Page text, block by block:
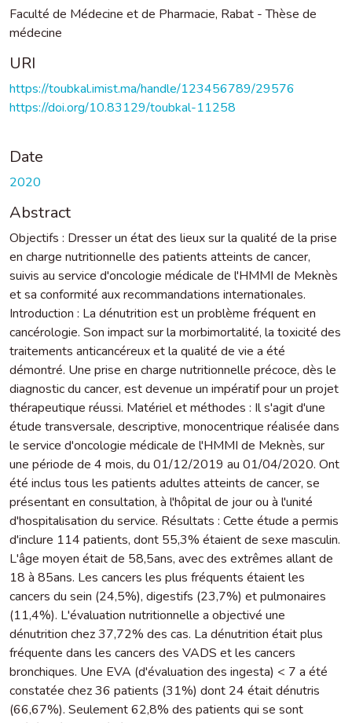
Faculté de Médecine et de Pharmacie, Rabat - Thèse de
médecine
URI
https://toubkal.imist.ma/handle/123456789/29576
https://doi.org/10.83129/toubkal-11258
Date
2020
Abstract
Objectifs : Dresser un état des lieux sur la qualité de la prise
en charge nutritionnelle des patients atteints de cancer,
suivis au service d'oncologie médicale de l'HMMI de Meknès
et sa conformité aux recommandations internationales.
Introduction : La dénutrition est un problème fréquent en
cancérologie. Son impact sur la morbimortalité, la toxicité des
traitements anticancéreux et la qualité de vie a été
démontré. Une prise en charge nutritionnelle précoce, dès le
diagnostic du cancer, est devenue un impératif pour un projet
thérapeutique réussi. Matériel et méthodes : Il s'agit d'une
étude transversale, descriptive, monocentrique réalisée dans
le service d'oncologie médicale de l'HMMI de Meknès, sur
une période de 4 mois, du 01/12/2019 au 01/04/2020. Ont
été inclus tous les patients adultes atteints de cancer, se
présentant en consultation, à l'hôpital de jour ou à l'unité
d'hospitalisation du service. Résultats : Cette étude a permis
d'inclure 114 patients, dont 55,3% étaient de sexe masculin.
L'âge moyen était de 58,5ans, avec des extrêmes allant de
18 à 85ans. Les cancers les plus fréquents étaient les
cancers du sein (24,5%), digestifs (23,7%) et pulmonaires
(11,4%). L'évaluation nutritionnelle a objectivé une
dénutrition chez 37,72% des cas. La dénutrition était plus
fréquente dans les cancers des VADS et les cancers
bronchiques. Une EVA (d'évaluation des ingesta) < 7 a été
constatée chez 36 patients (31%) dont 24 était dénutris
(66,67%). Seulement 62,8% des patients qui se sont